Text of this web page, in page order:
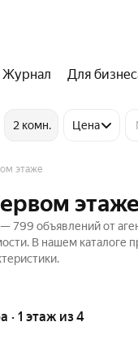
Журнал Для
2 комн. Цена
этаже
799 объявлений от
В нашем каталоге
· 1 этаж из 4